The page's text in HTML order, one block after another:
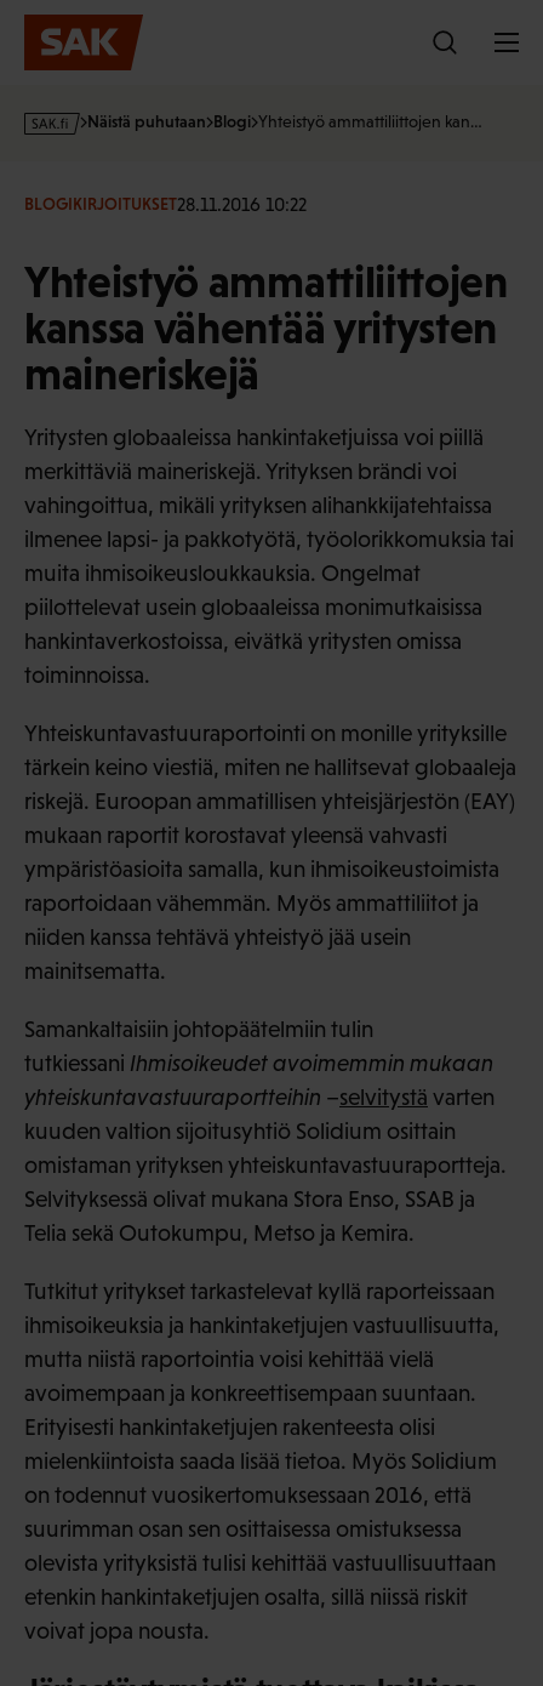
Hyppää
sisältöön
s
·
Näistä puhutaan Blogi Yhteistyö ammattiliittojen kan…
BLOGIKIRJOITUKSET28.11.2016 10:22
Yhteistyö ammattiliittojen
kanssa vähentää yritysten
maineriskejä
Yritysten globaaleissa hankintaketjuissa voi piillä
merkittäviä maineriskejä. Yrityksen brändi voi
vahingoittua, mikäli yrityksen alihankkijatehtaissa
ilmenee lapsi- ja pakkotyötä, työolorikkomuksia tai
muita ihmisoikeusloukkauksia. Ongelmat
piilottelevat usein globaaleissa monimutkaisissa
hankintaverkostoissa, eivätkä yritysten omissa
toiminnoissa.
Yhteiskuntavastuuraportointi on monille yrityksille
tärkein keino viestiä, miten ne hallitsevat globaaleja
riskejä. Euroopan ammatillisen yhteisjärjestön (EAY)
mukaan raportit korostavat yleensä vahvasti
ympäristöasioita samalla, kun ihmisoikeustoimista
raportoidaan vähemmän. Myös ammattiliitot ja
niiden kanssa tehtävä yhteistyö jää usein
mainitsematta.
Samankaltaisiin johtopäätelmiin tulin
tutkiessani Ihmisoikeudet avoimemmin mukaan
yhteiskuntavastuuraportteihin –selvitystä varten
kuuden valtion sijoitusyhtiö Solidium osittain
omistaman yrityksen yhteiskuntavastuuraportteja.
Selvityksessä olivat mukana Stora Enso, SSAB ja
Telia sekä Outokumpu, Metso ja Kemira.
Tutkitut yritykset tarkastelevat kyllä raporteissaan
ihmisoikeuksia ja hankintaketjujen vastuullisuutta,
mutta niistä raportointia voisi kehittää vielä
avoimempaan ja konkreettisempaan suuntaan.
Erityisesti hankintaketjujen rakenteesta olisi
mielenkiintoista saada lisää tietoa. Myös Solidium
on todennut vuosikertomuksessaan 2016, että
suurimman osan sen osittaisessa omistuksessa
olevista yrityksistä tulisi kehittää vastuullisuuttaan
etenkin hankintaketjujen osalta, sillä niissä riskit
voivat jopa nousta.